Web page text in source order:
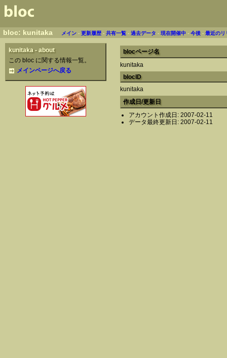
bloc: kunitaka メイン -更新履歴 -共有一覧 -過去データ -現在開催中 -今後 -最近のリ
kunitaka - about
この bloc に関する情報一覧。
メインページへ戻る
blocページ名
kunitaka
blocID
kunitaka
作成日/更新日
アカウント作成日: 2007-02-11
データ最終更新日: 2007-02-11